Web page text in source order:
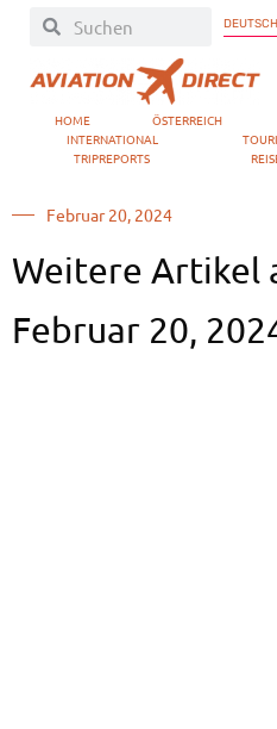
HOME ÖSTERREICH
INTERNATIONAL
TRIPREPORTS
Februar 20, 2024
Weitere Artikel
Februar 20,